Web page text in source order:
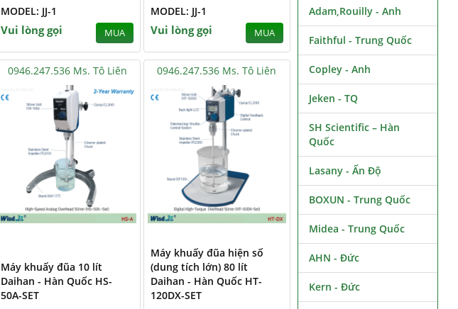
MODEL: JJ-1
Vui lòng gọi MUA
MODEL: JJ-1
Vui lòng gọi MUA
0946.247.536 Ms. Tô Liên
Máy khuấy đũa 10 lít
Daihan - Hàn Quốc HS-
50A-SET
0946.247.536 Ms. Tô Liên
Máy khuấy đũa hiện số
(dung tích lớn) 80 lít
Daihan - Hàn Quốc HT-
120DX-SET
Adam,Rouilly - Anh
Faithful - Trung Quốc
Copley - Anh
Jeken - TQ
SH Scientific – Hàn
Quốc
Lasany - Ấn Độ
BOXUN - Trung Quốc
Midea - Trung Quốc
AHN - Đức
Kern - Đức